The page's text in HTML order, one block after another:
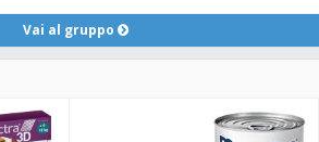
Vai al gruppo